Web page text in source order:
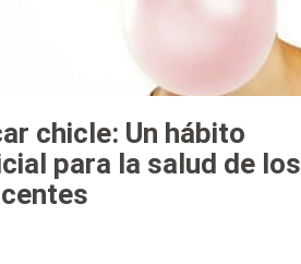
chicle: Un hábito
para la salud de los